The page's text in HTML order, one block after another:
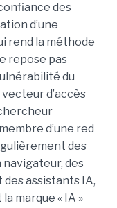
des
d’une
rend la méthode
repose pas
du
d’accès
d’une red
des
des
assistants IA,
marque « IA »